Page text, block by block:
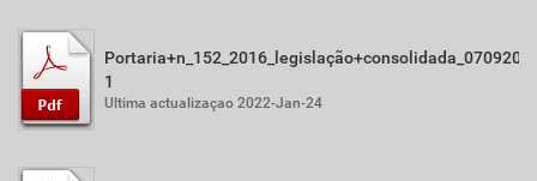
Portaria+n_152_2016_legislação+consolidada_0709202
1
Ultima actualizaçao 2022-Jan-24